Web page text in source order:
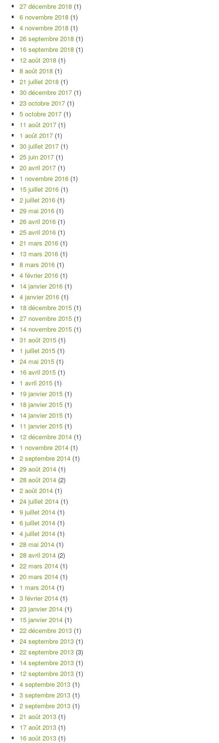
27 décembre 2018 (1)
6 novembre 2018 (1)
4 novembre 2018 (1)
26 septembre 2018 (1)
16 septembre 2018 (1)
12 août 2018 (1)
8 août 2018 (1)
21 juillet 2018 (1)
30 décembre 2017 (1)
23 octobre 2017 (1)
5 octobre 2017 (1)
11 août 2017 (1)
1 août 2017 (1)
30 juillet 2017 (1)
25 juin 2017 (1)
20 avril 2017 (1)
1 novembre 2016 (1)
15 juillet 2016 (1)
2 juillet 2016 (1)
29 mai 2016 (1)
26 avril 2016 (1)
25 avril 2016 (1)
21 mars 2016 (1)
13 mars 2016 (1)
8 mars 2016 (1)
4 février 2016 (1)
14 janvier 2016 (1)
4 janvier 2016 (1)
18 décembre 2015 (1)
27 novembre 2015 (1)
14 novembre 2015 (1)
31 août 2015 (1)
1 juillet 2015 (1)
24 mai 2015 (1)
16 avril 2015 (1)
1 avril 2015 (1)
19 janvier 2015 (1)
18 janvier 2015 (1)
14 janvier 2015 (1)
11 janvier 2015 (1)
12 décembre 2014 (1)
1 novembre 2014 (1)
2 septembre 2014 (1)
29 août 2014 (1)
28 août 2014 (2)
2 août 2014 (1)
24 juillet 2014 (1)
9 juillet 2014 (1)
6 juillet 2014 (1)
4 juillet 2014 (1)
28 mai 2014 (1)
28 avril 2014 (2)
22 mars 2014 (1)
20 mars 2014 (1)
1 mars 2014 (1)
3 février 2014 (1)
23 janvier 2014 (1)
15 janvier 2014 (1)
22 décembre 2013 (1)
24 septembre 2013 (1)
22 septembre 2013 (3)
14 septembre 2013 (1)
12 septembre 2013 (1)
4 septembre 2013 (1)
3 septembre 2013 (1)
2 septembre 2013 (1)
21 août 2013 (1)
17 août 2013 (1)
16 août 2013 (1)